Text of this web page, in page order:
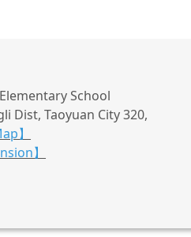
School
Dist, Taoyuan City 320,
】
】